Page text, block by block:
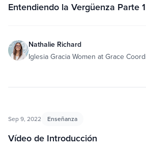
Entendiendo la Vergüenza Parte 1
Nathalie Richard
Iglesia Gracia Women at Grace
Sep 9, 2022 Enseñanza
Vídeo de Introducción